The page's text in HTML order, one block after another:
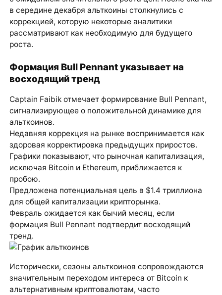
в середине декабря альткоины столкнулись с
коррекцией, которую некоторые аналитики
рассматривают как необходимую для будущего
роста.
Формация Bull Pennant указывает на
восходящий тренд
Captain Faibik отмечает формирование Bull Pennant,
сигнализирующее о положительной динамике для
альткоинов.
Недавняя коррекция на рынке воспринимается как
здоровая корректировка предыдущих приростов.
Графики показывают, что рыночная капитализация,
исключая Bitcoin и Ethereum, приближается к
пробою.
Предложена потенциальная цель в $1.4 триллиона
для общей капитализации крипторынка.
Февраль ожидается как бычий месяц, если
формация Bull Pennant подтвердит восходящий
тренд.
Исторически, сезоны альткоинов сопровождаются
значительным переходом интереса от Bitcoin к
альтернативным криптовалютам, часто